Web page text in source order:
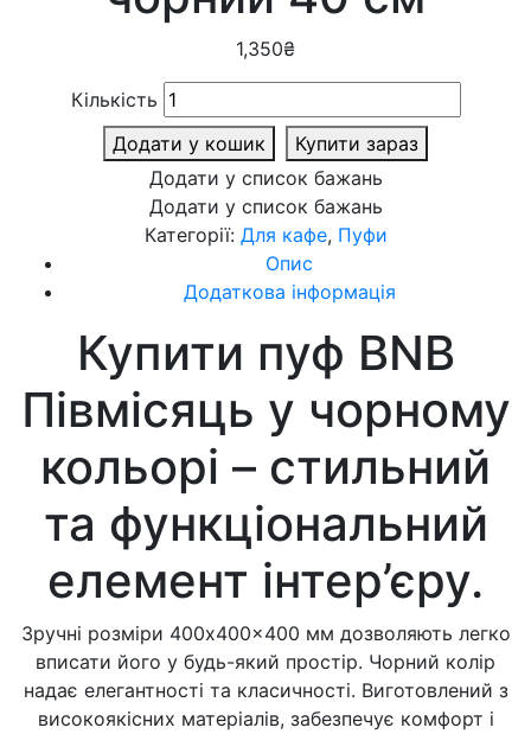
1,350₴
Кількість
Додати у кошик
Купити зараз
Додати у список бажань
Додати у список бажань
Категорії: Для кафе, Пуфи
Опис
Додаткова інформація
Купити пуф BNB
Півмісяць у чорному
кольорі – стильний
та функціональний
елемент інтер’єру.
Зручні розміри 400x400x400 мм дозволяють легко
вписати його у будь-який простір. Чорний колір
надає елегантності та класичності. Виготовлений з
високоякісних матеріалів, забезпечує комфорт і